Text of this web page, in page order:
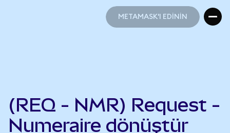
METAMASK'I EDİNİN
(REQ - NMR) Request -
Numeraire dönüştür